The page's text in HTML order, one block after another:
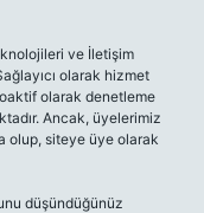
ve İletişim
olarak hizmet
olarak denetleme
Ancak, üyelerimiz
olup, siteye üye olarak
düşündüğünüz